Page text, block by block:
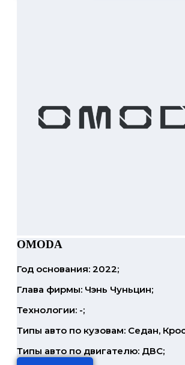
OMODA
Год основания: 2022;
Глава фирмы: Чэнь Чуньцин;
Технологии: -;
Типы авто по кузовам: Седан,
Типы авто по двигателю: ДВС;